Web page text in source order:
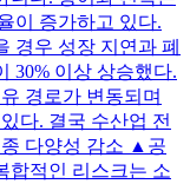
이 증가하고 있다.
경우 성장 지연과 폐
30% 이상 상승했다.
경로가 변동되며
다. 결국 수산업 전
다양성 감소 ▲공
합적인 리스크는 소